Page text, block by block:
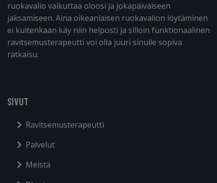
ruokavalio vaikuttaa oloosi ja jokapäiväiseen
jaksamiseen. Aina oikeanlaisen ruokavalion löytäminen
ei kuitenkaan käy niin helposti ja silloin funktionaalinen
ravitsemusterapeutti voi olla juuri sinulle sopiva
ratkaisu.
SIVUT
Ravitsemusterapeutti
Palvelut
Meistä